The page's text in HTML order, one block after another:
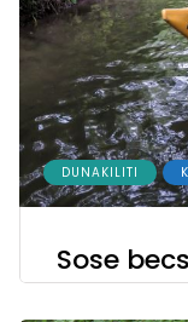
DUNAKILITI
Sose